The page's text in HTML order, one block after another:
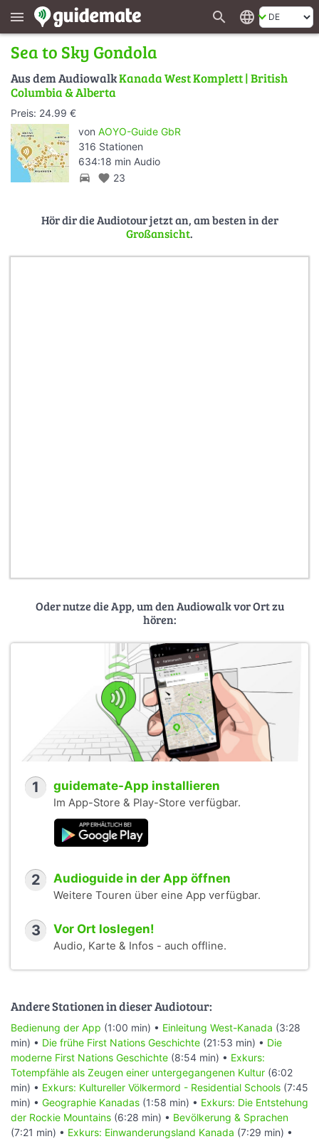
menu search language
Sea to Sky Gondola
Aus dem AudiowalkKanada West Komplett | British
Columbia & Alberta
Preis: 24.99 €
von AOYO-Guide GbR
316 Stationen
634:18 min Audio
directions_car favorite 23
Hör dir die Audiotour jetzt an, am besten in der
Großansicht.
Oder nutze die App, um den Audiowalk vor Ort zu
hören:
1 guidemate-App installieren
Im App-Store & Play-Store verfügbar.
2 Audioguide in der App öffnen
Weitere Touren über eine App verfügbar.
3 Vor Ort loslegen!
Audio, Karte & Infos - auch offline.
Andere Stationen in dieser Audiotour:
Bedienung der App (1:00 min) • Einleitung West-Kanada (3:28
min) • Die frühe First Nations Geschichte (21:53 min) • Die
moderne First Nations Geschichte (8:54 min) • Exkurs:
Totempfähle als Zeugen einer untergegangenen Kultur (6:02
min) • Exkurs: Kultureller Völkermord - Residential Schools (7:45
min) • Geographie Kanadas (1:58 min) • Exkurs: Die Entstehung
der Rockie Mountains (6:28 min) • Bevölkerung & Sprachen
(7:21 min) • Exkurs: Einwanderungsland Kanada (7:29 min) •